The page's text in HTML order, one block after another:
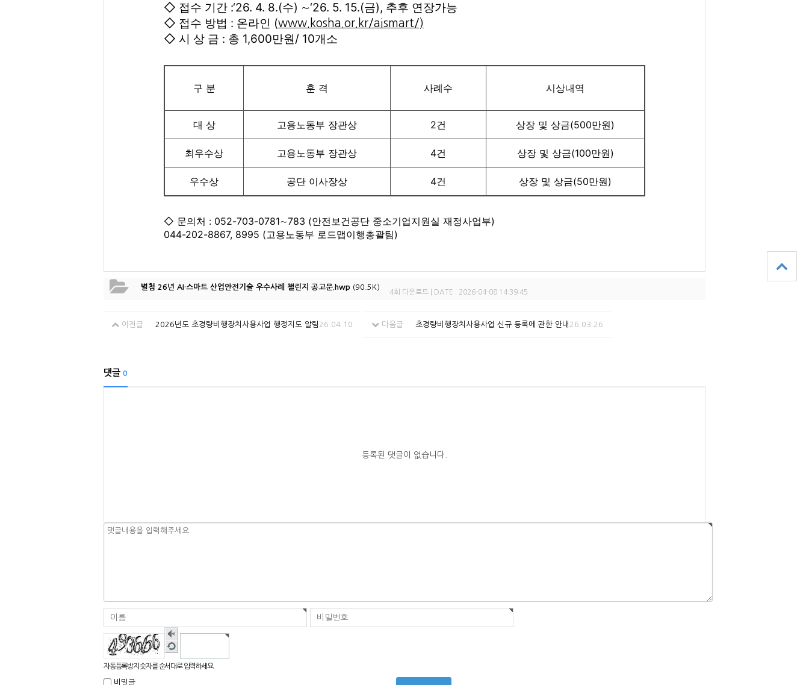
◇ 접수 기간 :‘26. 4. 8.(수) ∼‘26. 5. 15.(금), 추후 연장가능
◇ 접수 방법 : 온라인 (www.kosha.or.kr/aismart/)
◇ 시 상 금 : 총 1,600만원/ 10개소
구 분 훈 격 사례수 시상내역
대 상 고용노동부 장관상 2건 상장 및 상금(500만원)
최우수상 고용노동부 장관상 4건 상장 및 상금(100만원)
우수상 공단 이사장상 4건 상장 및 상금(50만원)
◇ 문의처 : 052-703-0781∼783 (안전보건공단 중소기업지원실 재정사업부)
044-202-8867, 8995 (고용노동부 로드맵이행총괄팀)
별첨 26년 AI·스마트 산업안전기술 우수사례 챌린지 공고문.hwp (90.5K)
4회 다운로드 | DATE : 2026-04-08 14:39:45
이전글 2026년도 초경량비행장치사용사업 행정지도 알림 26.04.10 다음글 초경량비행장치사용사업 신규 등록에 관한 안내 26.03.26
댓글 0
등록된 댓글이 없습니다.
숫
자
음
듣
새
로
고
자동등록방지 숫자를 순서대로 입력하세요.
비밀글